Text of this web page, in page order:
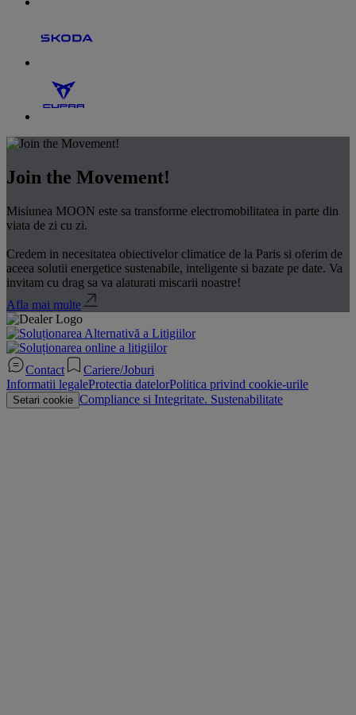
Join the Movement!
Misiunea MOON este sa transforme electromobilitatea in parte din
viata de zi cu zi.
Credem in necesitatea obiectivelor climatice de la Paris si oferim de
aceea solutii energetice sustenabile, inteligente si bazate pe date. Va
invitam cu drag sa va alaturati miscarii noastre!
Afla mai multe
Contact
Cariere/Joburi
Informatii legaleProtectia datelorPolitica privind cookie-urile
Setari cookie Compliance si Integritate. Sustenabilitate